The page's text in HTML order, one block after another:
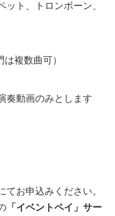
ット、トロンボーン、
複数曲可）
奏動画のみとします
お申込みください。
「イベントペイ」サー